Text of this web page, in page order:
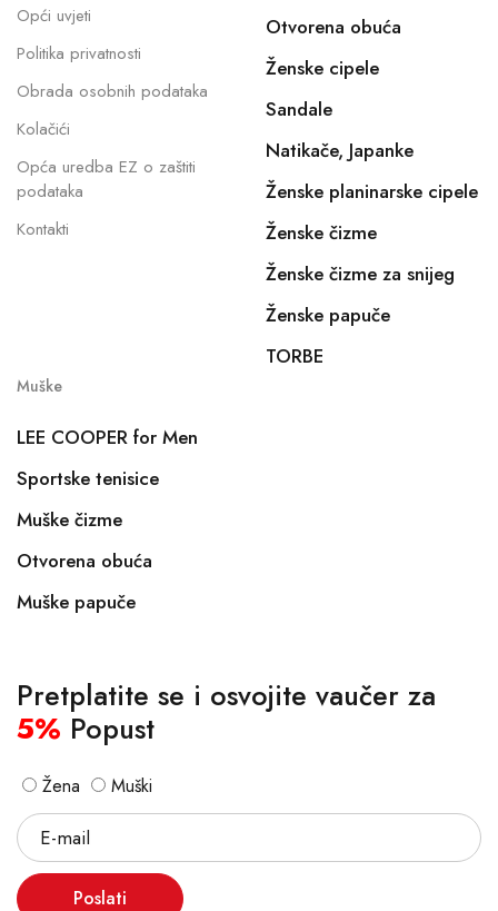
Opći uvjeti
Politika privatnosti
Obrada osobnih podataka
Kolačići
Opća uredba EZ o zaštiti
podataka
Kontakti
Otvorena obuća
Ženske cipele
Sandale
Natikače, Japanke
Ženske planinarske cipele
Ženske čizme
Ženske čizme za snijeg
Ženske papuče
TORBE
Muške
LEE COOPER for Men
Sportske tenisice
Muške čizme
Otvorena obuća
Muške papuče
Pretplatite se i osvojite vaučer za
5% Popust
Žena Muški
Poslati